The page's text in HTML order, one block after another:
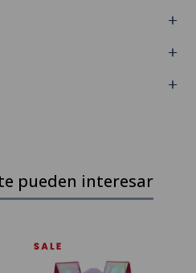
pueden interesar